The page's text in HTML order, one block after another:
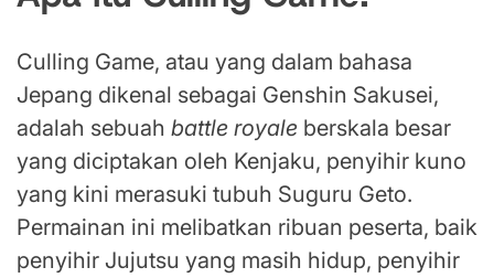
Culling Game, atau yang dalam bahasa
Jepang dikenal sebagai Genshin Sakusei,
adalah sebuah battle royale berskala besar
yang diciptakan oleh Kenjaku, penyihir kuno
yang kini merasuki tubuh Suguru Geto.
Permainan ini melibatkan ribuan peserta, baik
penyihir Jujutsu yang masih hidup, penyihir